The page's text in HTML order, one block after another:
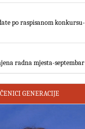
po raspisanom konkursu-
radna mjesta-septembar
GENERACIJE